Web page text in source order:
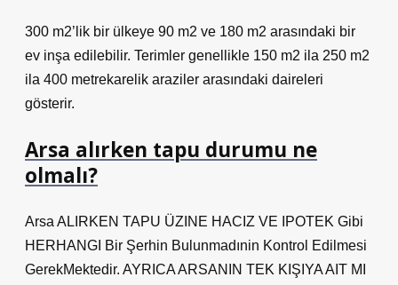
300 m2’lik bir ülkeye 90 m2 ve 180 m2 arasındaki bir
ev inşa edilebilir. Terimler genellikle 150 m2 ila 250 m2
ila 400 metrekarelik araziler arasındaki daireleri
gösterir.
Arsa alırken tapu durumu ne
olmalı?
Arsa ALIRKEN TAPU ÜZINE HACIZ VE IPOTEK Gibi
HERHANGI Bir Şerhin Bulunmadınin Kontrol Edilmesi
GerekMektedir. AYRICA ARSANIN TEK KIŞIYA AIT MI